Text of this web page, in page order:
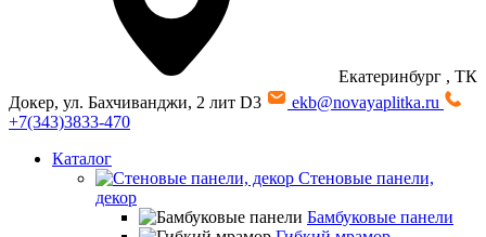
Екатеринбург , ТК
Докер, ул. Бахчиванджи, 2 лит D3
ekb@novayaplitka.ru
+7(343)3833-470
Каталог
Стеновые панели,
декор
Бамбуковые панели